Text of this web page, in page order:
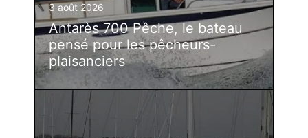
3 août 2026
Antarès 700 Pêche, le bateau
pensé pour les pêcheurs-
plaisanciers